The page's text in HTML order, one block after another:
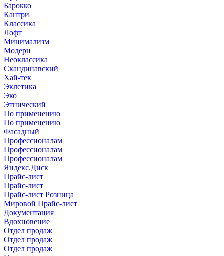
Барокко
Кантри
Классика
Лофт
Минимализм
Модерн
Неоклассика
Скандинавский
Хай-тек
Эклетика
Эко
Этнический
По применению
По применению
Фасадный
Профессионалам
Профессионалам
Профессионалам
Яндекс.Диск
Прайс-лист
Прайс-лист
Прайс-лист Розница
Мировой Прайс-лист
Документация
Вдохновение
Отдел продаж
Отдел продаж
Отдел продаж